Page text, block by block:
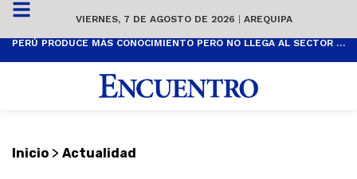
VIERNES, 7 DE AGOSTO DE 2026 | AREQUIPA
PERÚ PRODUCE MÁS CONOCIMIENTO PERO NO LLEGA AL SECTOR PRODUCTIVO
Inicio > Actualidad